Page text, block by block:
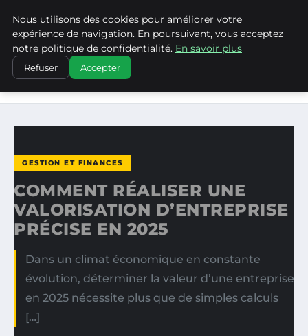
WP CAPE
ACCUEIL
GESTION ET FINANCES
COMMENT RÉALISER UNE VALORISATION D’ENTREPRISE
GESTION ET FINANCES
COMMENT RÉALISER UNE
VALORISATION D’ENTREPRISE
PRÉCISE EN 2025
Dans un climat économique en constante
évolution, déterminer la valeur d’une entreprise
en 2025 nécessite plus que de simples calculs
[…]
Nous utilisons des cookies pour améliorer votre
expérience de navigation. En poursuivant, vous acceptez
notre politique de confidentialité. En savoir plus
Refuser Accepter